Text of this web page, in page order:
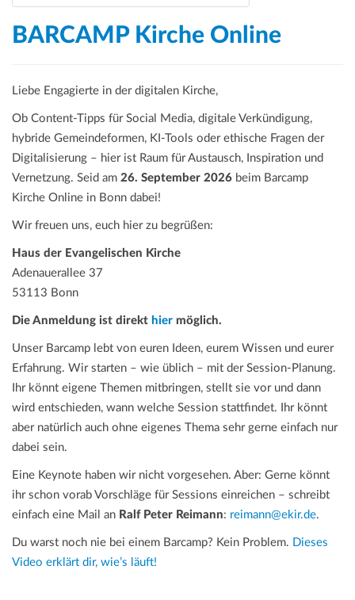
BARCAMP Kirche Online
Liebe Engagierte in der digitalen Kirche,
Ob Content-Tipps für Social Media, digitale Verkündigung,
hybride Gemeindeformen, KI-Tools oder ethische Fragen der
Digitalisierung – hier ist Raum für Austausch, Inspiration und
Vernetzung. Seid am 26. September 2026 beim Barcamp
Kirche Online in Bonn dabei!
Wir freuen uns, euch hier zu begrüßen:
Haus der Evangelischen Kirche
Adenauerallee 37
53113 Bonn
Die Anmeldung ist direkt hier möglich.
Unser Barcamp lebt von euren Ideen, eurem Wissen und eurer
Erfahrung. Wir starten – wie üblich – mit der Session-Planung.
Ihr könnt eigene Themen mitbringen, stellt sie vor und dann
wird entschieden, wann welche Session stattfindet. Ihr könnt
aber natürlich auch ohne eigenes Thema sehr gerne einfach nur
dabei sein.
Eine Keynote haben wir nicht vorgesehen. Aber: Gerne könnt
ihr schon vorab Vorschläge für Sessions einreichen – schreibt
einfach eine Mail an Ralf Peter Reimann: reimann@ekir.de.
Du warst noch nie bei einem Barcamp? Kein Problem. Dieses
Video erklärt dir, wie’s läuft!